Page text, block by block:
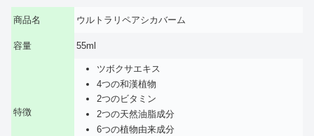
商品名 ウルトラリペアシカバーム
容量 55ml
特徴
ツボクサエキス
4つの和漢植物
2つのビタミン
2つの天然油脂成分
6つの植物由来成分